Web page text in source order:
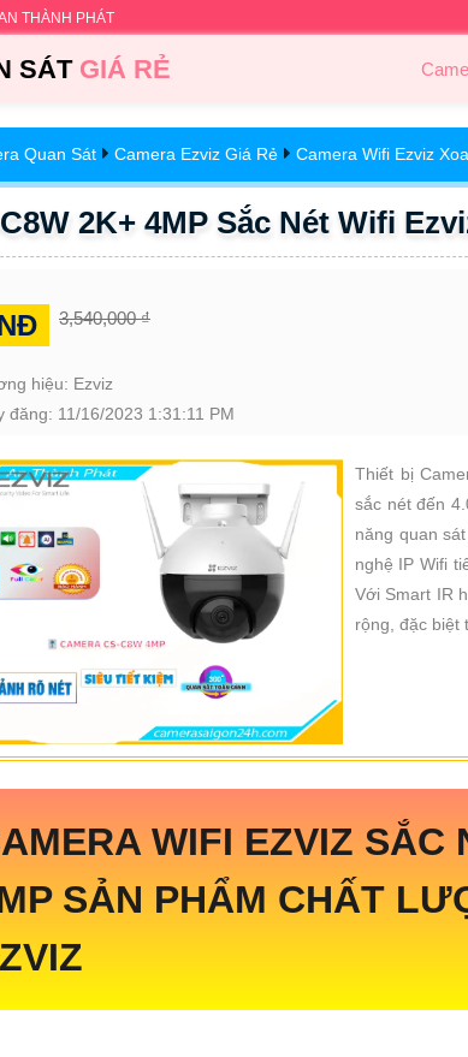
THÀNH PHÁT
SÁTGIÁ RẺ
Quan Sát Camera Ezviz Giá Rẻ Camera Wifi Ezviz
2K+ 4MP Sắc Nét Wifi
3,540,000 ₫
hiệu: Ezviz
đăng: 11/16/2023 1:31:11 PM
Thiết bị
sắc nét đến
năng quan
nghệ IP Wifi
Với Smart IR
rộng, đặc biệt
WIFI EZVIZ SẮC
SẢN PHẨM CHẤT